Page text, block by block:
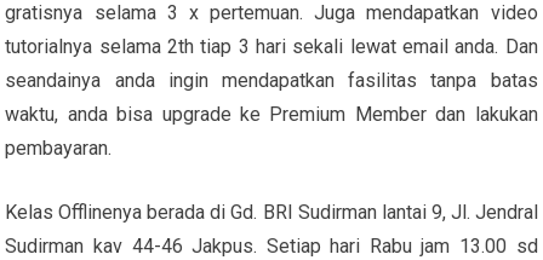
gratisnya selama 3 x pertemuan. Juga mendapatkan video
tutorialnya selama 2th tiap 3 hari sekali lewat email anda. Dan
seandainya anda ingin mendapatkan fasilitas tanpa batas
waktu, anda bisa upgrade ke Premium Member dan lakukan
pembayaran.
Kelas Offlinenya berada di Gd. BRI Sudirman lantai 9, Jl. Jendral
Sudirman kav 44-46 Jakpus. Setiap hari Rabu jam 13.00 sd